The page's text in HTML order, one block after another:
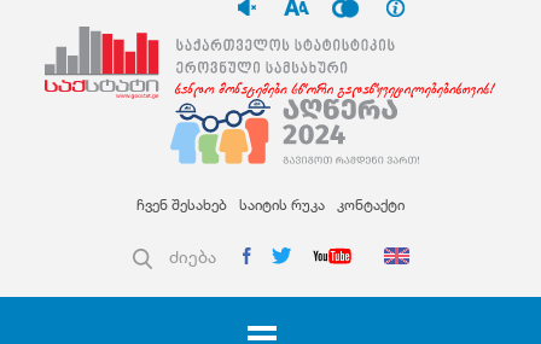
ჩვენ შესახებ საიტის რუკა კონტაქტი
ძიება